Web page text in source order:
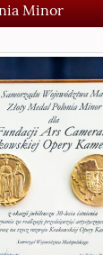
Minor